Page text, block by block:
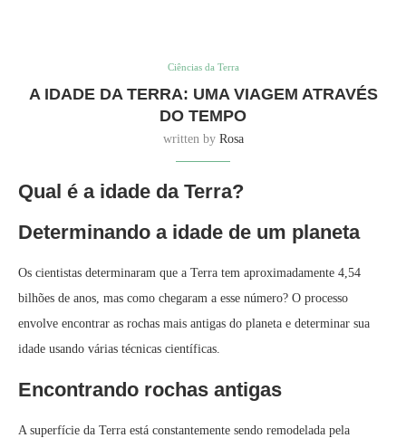
Ciências da Terra
A IDADE DA TERRA: UMA VIAGEM ATRAVÉS
DO TEMPO
written by Rosa
Qual é a idade da Terra?
Determinando a idade de um planeta
Os cientistas determinaram que a Terra tem aproximadamente 4,54
bilhões de anos, mas como chegaram a esse número? O processo
envolve encontrar as rochas mais antigas do planeta e determinar sua
idade usando várias técnicas científicas.
Encontrando rochas antigas
A superfície da Terra está constantemente sendo remodelada pela